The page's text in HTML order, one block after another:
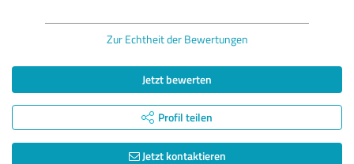
Zur Echtheit der Bewertungen
Jetzt bewerten
Profil teilen
Jetzt kontaktieren